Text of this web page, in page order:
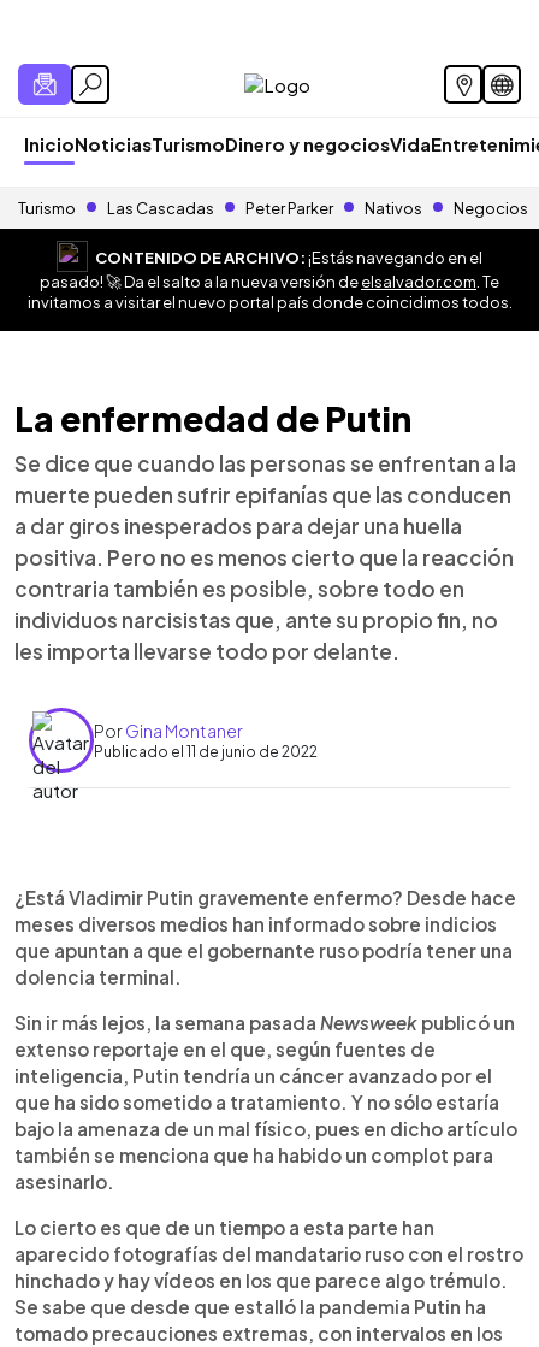
InicioNoticiasTurismoDinero y negociosVida
Turismo Las Cascadas Peter Parker Nativos Negocios
CONTENIDO DE ARCHIVO:¡Estás navegando en el
pasado! 🚀 Da el salto a la nueva versión deelsalvador.com . Te
invitamos a visitar el nuevo portal país donde coincidimos todos.
La enfermedad de Putin
Se dice que cuando las personas se enfrentan a la
muerte pueden sufrir epifanías que las conducen
a dar giros inesperados para dejar una huella
positiva. Pero no es menos cierto que la reacción
contraria también es posible, sobre todo en
individuos narcisistas que, ante su propio fin, no
les importa llevarse todo por delante.
PorGina Montaner
Publicado el 11 de junio de 2022
► Escuchar artículo
¿Está Vladimir Putin gravemente enfermo? Desde hace
meses diversos medios han informado sobre indicios
que apuntan a que el gobernante ruso podría tener una
dolencia terminal.
Sin ir más lejos, la semana pasada Newsweek publicó un
extenso reportaje en el que, según fuentes de
inteligencia, Putin tendría un cáncer avanzado por el
que ha sido sometido a tratamiento. Y no sólo estaría
bajo la amenaza de un mal físico, pues en dicho artículo
también se menciona que ha habido un complot para
asesinarlo.
Lo cierto es que de un tiempo a esta parte han
aparecido fotografías del mandatario ruso con el rostro
hinchado y hay vídeos en los que parece algo trémulo.
Se sabe que desde que estalló la pandemia Putin ha
tomado precauciones extremas, con intervalos en los